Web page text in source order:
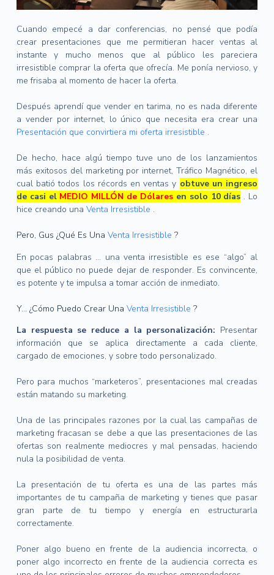
Cuando empecé a dar conferencias, no pensé que podía
crear presentaciones que me permitieran hacer ventas al
instante y mucho menos que al público les pareciera
irresistible comprar la oferta que ofrecía. Me ponía nervioso, y
me frisaba al momento de hacer la oferta.
Después aprendí que vender en tarima, no es nada diferente
a vender por internet, lo único que necesita era crear una
Presentación que convirtiera mi oferta irresistible .
De hecho, hace algú tiempo tuve uno de los lanzamientos
más exitosos del marketing por internet, Tráfico Magnético, el
cual batió todos los récords en ventas y obtuve un ingreso
de casi el MEDIO MILLÓN de Dólares en solo 10 días . Lo
hice creando una Venta Irresistible .
Pero, Gus ¿Qué Es Una Venta Irresistible ?
En pocas palabras … una venta irresistible es ese “algo” al
que el público no puede dejar de responder. Es convincente,
es potente y te impulsa a tomar acción de inmediato.
Y… ¿Cómo Puedo Crear Una Venta Irresistible ?
La respuesta se reduce a la personalización: Presentar
información que se aplica directamente a cada cliente,
cargado de emociones, y sobre todo personalizado.
Pero para muchos “marketeros”, presentaciones mal creadas
están matando su marketing.
Una de las principales razones por la cual las campañas de
marketing fracasan se debe a que las presentaciones de las
ofertas son realmente mediocres y mal pensadas, haciendo
nula la posibilidad de venta.
La presentación de tu oferta es una de las partes más
importantes de tu campaña de marketing y tienes que pasar
gran parte de tu tiempo y energía en estructurarla
correctamente.
Poner algo bueno en frente de la audiencia incorrecta, o
poner algo incorrecto en frente de la audiencia correcta es